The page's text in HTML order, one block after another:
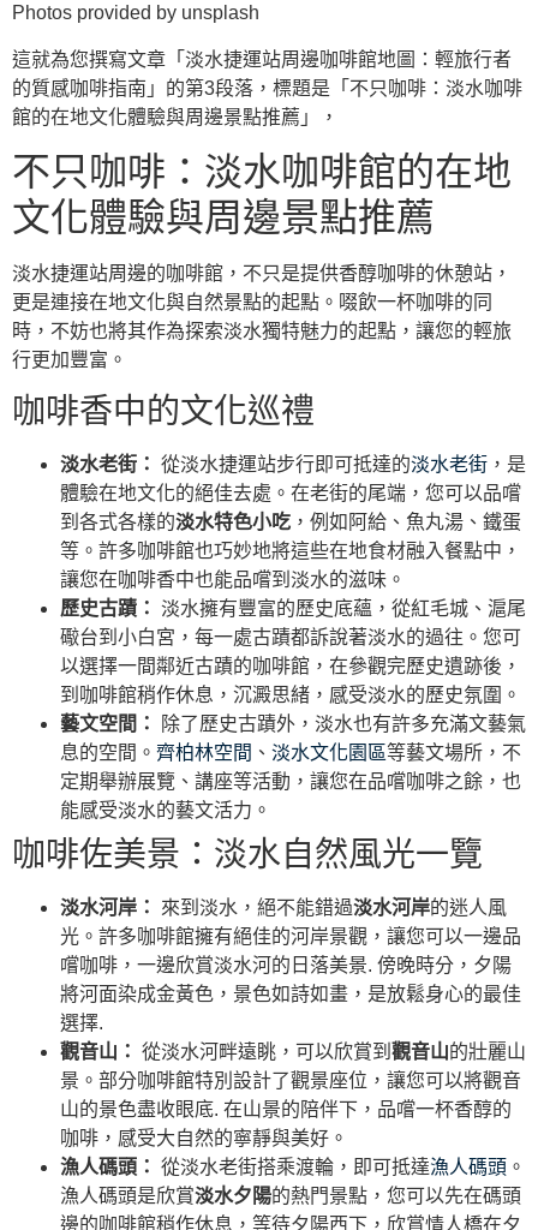
Photos provided by unsplash
這就為您撰寫文章「淡水捷運站周邊咖啡館地圖：輕旅行者
的質感咖啡指南」的第3段落，標題是「不只咖啡：淡水咖啡
館的在地文化體驗與周邊景點推薦」，
不只咖啡：淡水咖啡館的在地
文化體驗與周邊景點推薦
淡水捷運站周邊的咖啡館，不只是提供香醇咖啡的休憩站，
更是連接在地文化與自然景點的起點。啜飲一杯咖啡的同
時，不妨也將其作為探索淡水獨特魅力的起點，讓您的輕旅
行更加豐富。
咖啡香中的文化巡禮
淡水老街： 從淡水捷運站步行即可抵達的淡水老街 ，是
體驗在地文化的絕佳去處。在老街的尾端，您可以品嚐
到各式各樣的淡水特色小吃 ，例如阿給、魚丸湯、鐵蛋
等。許多咖啡館也巧妙地將這些在地食材融入餐點中，
讓您在咖啡香中也能品嚐到淡水的滋味。
歷史古蹟： 淡水擁有豐富的歷史底蘊，從紅毛城、滬尾
礮台到小白宮，每一處古蹟都訴說著淡水的過往。您可
以選擇一間鄰近古蹟的咖啡館，在參觀完歷史遺跡後，
到咖啡館稍作休息，沉澱思緒，感受淡水的歷史氛圍。
藝文空間：
除了歷史古蹟外，淡水也有許多充滿文藝氣
息的空間。 齊柏林空間 、 淡水文化園區等藝文場所，不
定期舉辦展覽、講座等活動，讓您在品嚐咖啡之餘，也
能感受淡水的藝文活力。
咖啡佐美景：淡水自然風光一覽
淡水河岸： 來到淡水，絕不能錯過淡水河岸的迷人風
光。許多咖啡館擁有絕佳的河岸景觀，讓您可以一邊品
嚐咖啡，一邊欣賞淡水河的日落美景. 傍晚時分，夕陽
將河面染成金黃色，景色如詩如畫，是放鬆身心的最佳
選擇.
觀音山： 從淡水河畔遠眺，可以欣賞到 觀音山的壯麗山
景。部分咖啡館特別設計了觀景座位，讓您可以將觀音
山的景色盡收眼底. 在山景的陪伴下，品嚐一杯香醇的
咖啡，感受大自然的寧靜與美好。
漁人碼頭： 從淡水老街搭乘渡輪，即可抵達漁人碼頭 。
漁人碼頭是欣賞淡水夕陽的熱門景點，您可以先在碼頭
邊的咖啡館稍作休息，等待夕陽西下，欣賞情人橋在夕